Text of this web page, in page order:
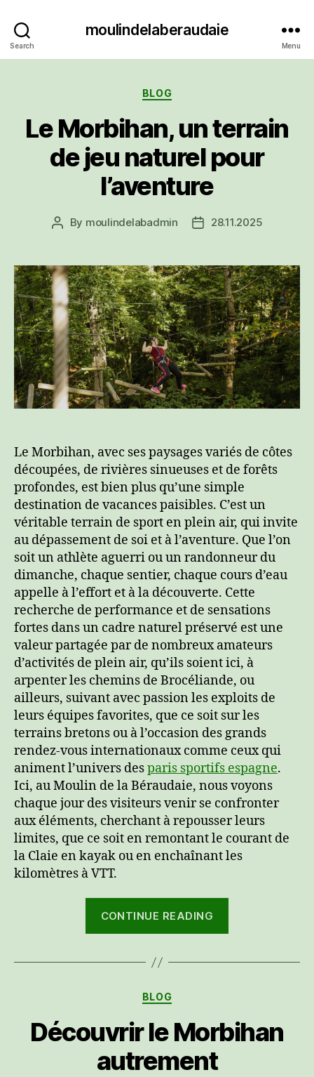
Search
moulindelaberaudaie
Menu
Categories
BLOG
Le Morbihan, un terrain
de jeu naturel pour
l’aventure
Post
By moulindelabadmin
Post28.11.2025
Le Morbihan, avec ses paysages variés de côtes
découpées, de rivières sinueuses et de forêts
profondes, est bien plus qu’une simple
destination de vacances paisibles. C’est un
véritable terrain de sport en plein air, qui invite
au dépassement de soi et à l’aventure. Que l’on
soit un athlète aguerri ou un randonneur du
dimanche, chaque sentier, chaque cours d’eau
appelle à l’effort et à la découverte. Cette
recherche de performance et de sensations
fortes dans un cadre naturel préservé est une
valeur partagée par de nombreux amateurs
d’activités de plein air, qu’ils soient ici, à
arpenter les chemins de Brocéliande, ou
ailleurs, suivant avec passion les exploits de
leurs équipes favorites, que ce soit sur les
terrains bretons ou à l’occasion des grands
rendez-vous internationaux comme ceux qui
animent l’univers desparis sportifs espagne.
Ici, au Moulin de la Béraudaie, nous voyons
chaque jour des visiteurs venir se confronter
aux éléments, cherchant à repousser leurs
limites, que ce soit en remontant le courant de
la Claie en kayak ou en enchaînant les
kilomètres à VTT.
CONTINUE READING
terrain
naturel
pour
Categories
BLOG
Découvrir le Morbihan
autrement